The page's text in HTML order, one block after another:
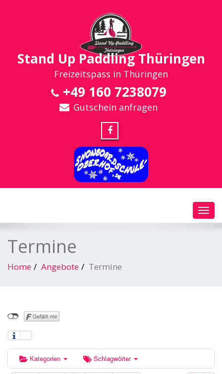
Stand Up Paddling Thüringen
Freizeitspass in Thüringen
+49 160 7238079
Gutschein anfragen
Termine
Home Angebote Termine
Kategorien Schlagwörter